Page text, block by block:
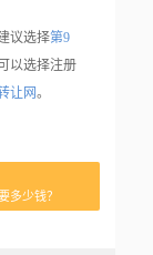
议选择第9
以选择注册
让网。
多少钱？